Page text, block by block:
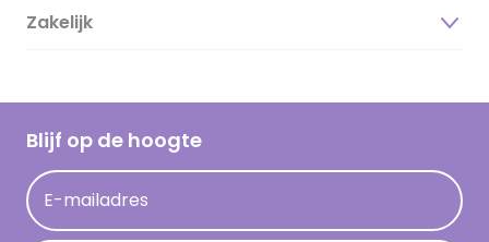
Duurzaamheid
Hallmark Kaartclub
Acties
Persberichten
Magazine
Cadeau inspiratie
Kaartinspiratie
Zakelijk
Blijf op de hoogte
E-mailadres